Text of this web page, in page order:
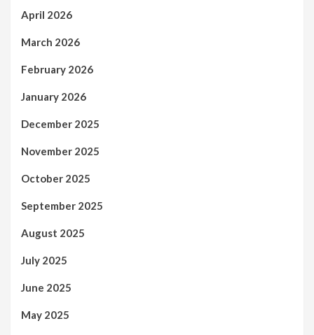
April 2026
March 2026
February 2026
January 2026
December 2025
November 2025
October 2025
September 2025
August 2025
July 2025
June 2025
May 2025